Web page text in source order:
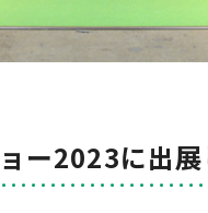
ー2023に出